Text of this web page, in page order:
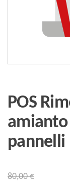
POS
amianto
pannelli
80,00€